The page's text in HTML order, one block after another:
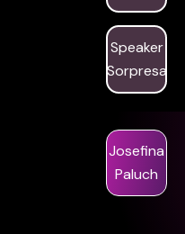
Speaker
Sorpresa
Josefina
Paluch